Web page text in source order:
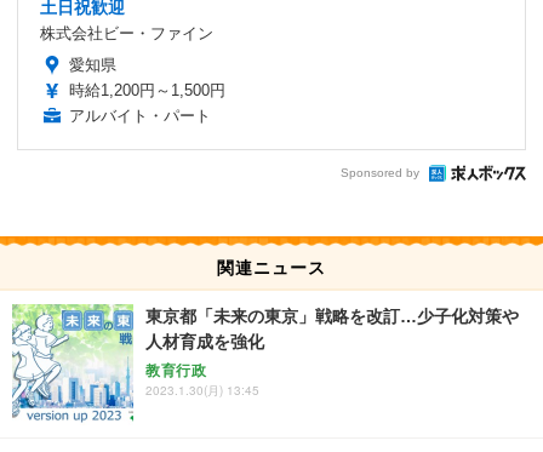
土日祝歓迎
株式会社ビー・ファイン
愛知県
時給1,200円～1,500円
アルバイト・パート
Sponsored by
関連ニュース
東京都「未来の東京」戦略を改訂…少子化対策や
人材育成を強化
教育行政
2023.1.30(月) 13:45